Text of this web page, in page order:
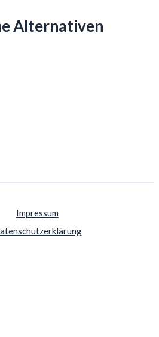
Alternativen
Impressum